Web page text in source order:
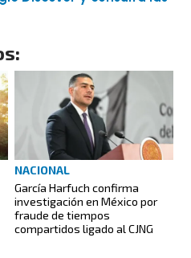
NACIONAL
García Harfuch confirma
investigación en México por
fraude de tiempos
compartidos ligado al CJNG